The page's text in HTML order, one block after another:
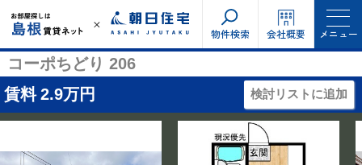
物件検索 会社概要 メニュー
コーポちどり 206
賃料 2.9万円 検討リストに追加